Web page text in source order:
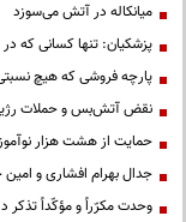
میانکاله در آتش می‌سوزد
پزشکیان: تنها کسانی که در
پارچه فروشی که هیچ نسبتی
نقض آتش‌بس و حملات
حمایت از هشت هزار
جدال بهرام افشاری و
وحدت مکرّراً و مؤکّداً تذکر